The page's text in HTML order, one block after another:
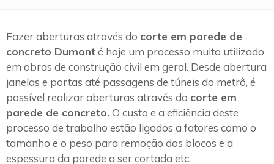
Fazer aberturas através do corte em parede de
concreto Dumonté hoje um processo muito utilizado
em obras de construção civil em geral. Desde abertura
janelas e portas até passagens de túneis do metrô, é
possível realizar aberturas através do corte em
parede de concreto. O custo e a eficiência deste
processo de trabalho estão ligados a fatores como o
tamanho e o peso para remoção dos blocos e a
espessura da parede a ser cortada etc.